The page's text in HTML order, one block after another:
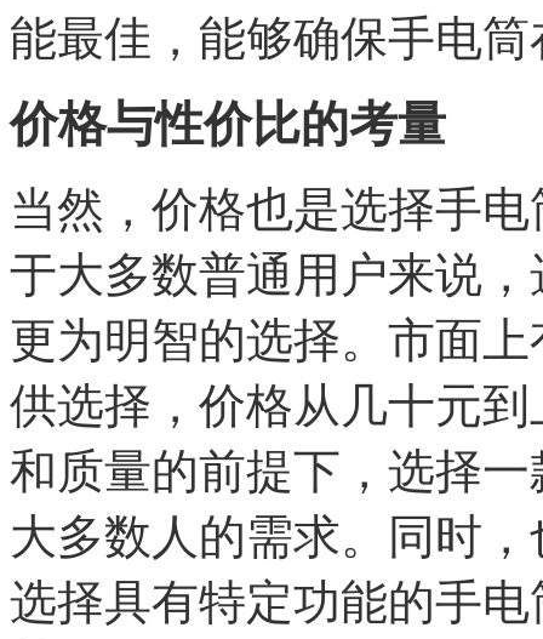
能最佳，能够确保手电
价格与性价比的考量
当然，价格也是选择手
于大多数普通用户来说
更为明智的选择。市面
供选择，价格从几十元
和质量的前提下，选择
大多数人的需求。同时
选择具有特定功能的手